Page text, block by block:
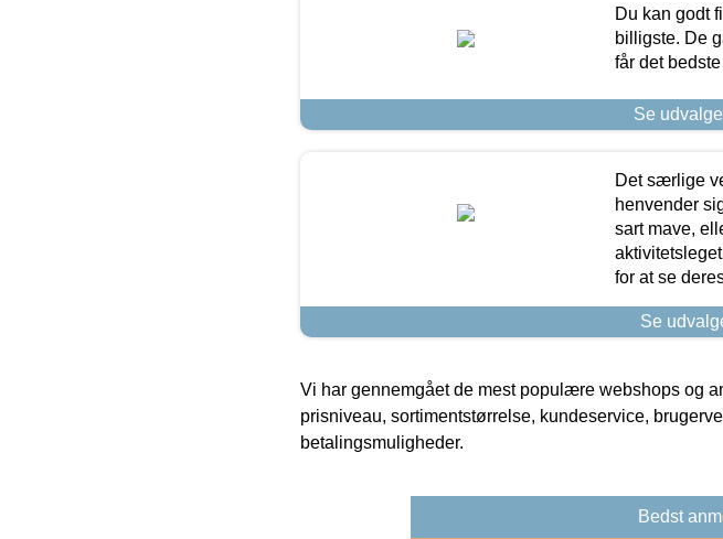
Du kan godt
billigste. De
får det
Se
Det særlige
henvender
sart mave,
for at se
Se
Vi har gennemgået de mest populære webshops og
prisniveau, sortimentstørrelse, kundeservice,
betalingsmuligheder.
Bedst